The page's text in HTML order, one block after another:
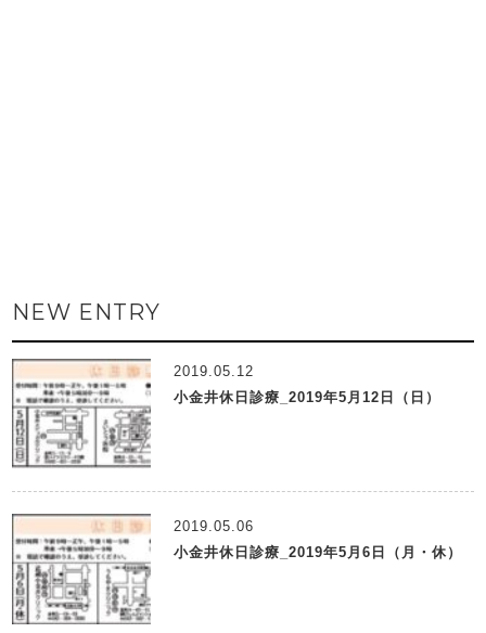
NEW ENTRY
2019.05.12
小金井休日診療_2019年5月12日（日）
2019.05.06
小金井休日診療_2019年5月6日（月・休）